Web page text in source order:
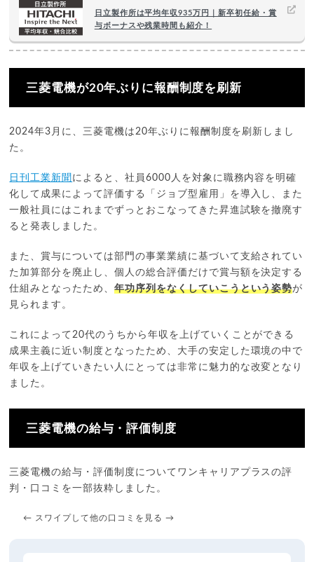
日立製作所は平均年収935万円｜新卒初任給・賞
与ボーナスや残業時間も紹介！
三菱電機が20年ぶりに報酬制度を刷新
2024年3月に、三菱電機は20年ぶりに報酬制度を刷新しまし
た。
日刊工業新聞 によると、社員6000人を対象に職務内容を明確
化して成果によって評価する「ジョブ型雇用」を導入し、また
一般社員にはこれまでずっとおこなってきた昇進試験を撤廃す
ると発表しました。
また、賞与については部門の事業業績に基づいて支給されてい
た加算部分を廃止し、個人の総合評価だけで賞与額を決定する
仕組みとなったため、年功序列をなくしていこうという姿勢が
見られます。
これによって20代のうちから年収を上げていくことができる
成果主義に近い制度となったため、大手の安定した環境の中で
年収を上げていきたい人にとっては非常に魅力的な改変となり
ました。
三菱電機の給与・評価制度
三菱電機の給与・評価制度についてワンキャリアプラスの評
判・口コミを一部抜粋しました。
← スワイプして他の口コミを見る →